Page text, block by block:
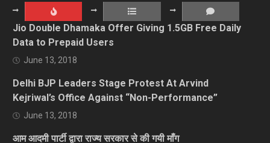
Jio Double Dhamaka Offer Giving 1.5GB Free Daily
Data to Prepaid Users
June 13, 2018
Delhi BJP Leaders Stage Protest At Arvind
Kejriwal’s Office Against “Non-Performance”
June 13, 2018
आम आदमी पार्टी द्वारा राज्य सरकार से की गयी माँग